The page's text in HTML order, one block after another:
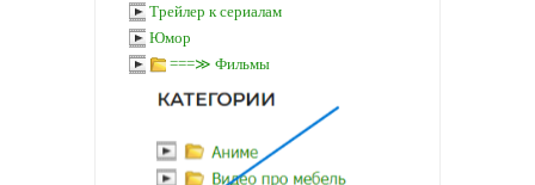
Трейлер к сериалам
Юмор
===≫ Фильмы